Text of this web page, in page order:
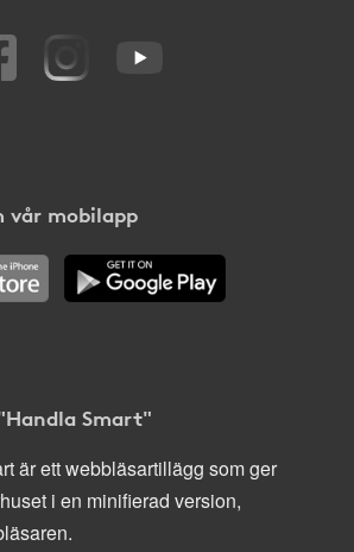
vår mobilapp
Smart"
är ett webbläsartillägg som ger
i en minifierad version,